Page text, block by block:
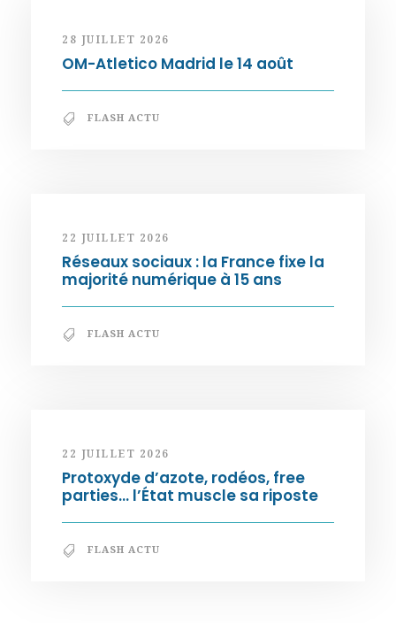
28 JUILLET 2026
OM-Atletico Madrid le 14 août
FLASH ACTU
22 JUILLET 2026
Réseaux sociaux : la France fixe la
majorité numérique à 15 ans
FLASH ACTU
22 JUILLET 2026
Protoxyde d’azote, rodéos, free
parties… l’État muscle sa riposte
FLASH ACTU